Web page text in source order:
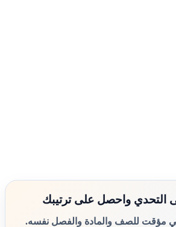
التحدي واحصل على ترتيبك
مؤقت للصف والمادة والفصل نفسه.